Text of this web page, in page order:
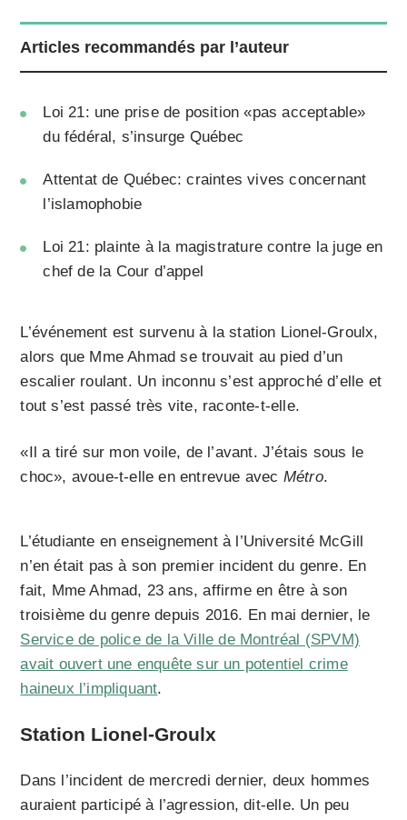
Articles recommandés par l’auteur
Loi 21: une prise de position «pas acceptable»
du fédéral, s’insurge Québec
Attentat de Québec: craintes vives concernant
l’islamophobie
Loi 21: plainte à la magistrature contre la juge en
chef de la Cour d’appel
L’événement est survenu à la station Lionel-Groulx,
alors que Mme Ahmad se trouvait au pied d’un
escalier roulant. Un inconnu s’est approché d’elle et
tout s’est passé très vite, raconte-t-elle.
«Il a tiré sur mon voile, de l’avant. J’étais sous le
choc», avoue-t-elle en entrevue avec Métro.
L’étudiante en enseignement à l’Université McGill
n’en était pas à son premier incident du genre. En
fait, Mme Ahmad, 23 ans, affirme en être à son
troisième du genre depuis 2016. En mai dernier, le
Service de police de la Ville de Montréal (SPVM)
avait ouvert une enquête sur un potentiel crime
haineux l’impliquant.
Station Lionel-Groulx
Dans l’incident de mercredi dernier, deux hommes
auraient participé à l’agression, dit-elle. Un peu